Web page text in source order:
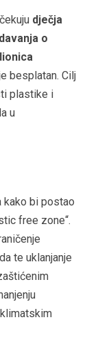
dječja
o
besplatan. Cilj
plastike i
u
bi postao
free zone“.
te uklanjanje